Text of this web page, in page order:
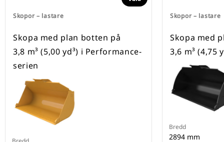
Skopor – lastare
Skopa med plan botten på
3,8 m³ (5,00 yd³) i Performance-
serien
Skopor – lastare
Skopa med
3,6 m³ (4,75
Bredd
2894 mm